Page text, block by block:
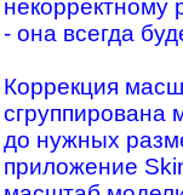
некорректному
- она всегда
Коррекция
сгруппирована
до нужных
приложение